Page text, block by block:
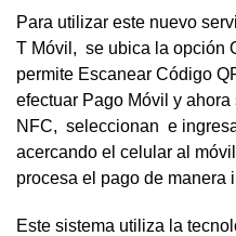
Para utilizar este nuevo
T Móvil, se ubica la opción
permite Escanear Código
efectuar Pago Móvil y
NFC, seleccionan e
acercando el celular al
procesa el pago de manera
Este sistema utiliza la